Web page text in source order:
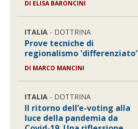
DI ELISA BARONCINI
ITALIA - DOTTRINA
Prove tecniche di
regionalismo 'differenziato'
DI MARCO MANCINI
ITALIA - DOTTRINA
Il ritorno dell’e-voting alla
luce della pandemia da